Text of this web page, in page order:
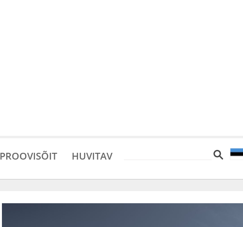
PROOVISÕIT HUVITAV